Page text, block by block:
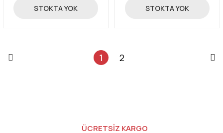
359,00 TL
STOKTA YOK 119,00 TL
STOKTA YOK
1 2
ÜCRETSİZ KARGO